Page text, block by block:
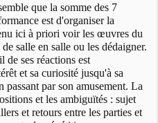
que la somme des 7
est d'organiser la
ici à priori voir les œuvres du
salle en salle ou les dédaigner.
de ses réactions est
et sa curiosité jusqu'à sa
par son amusement. La
et les ambiguïtés : sujet
et retours entre les parties et